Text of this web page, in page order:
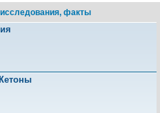
факты